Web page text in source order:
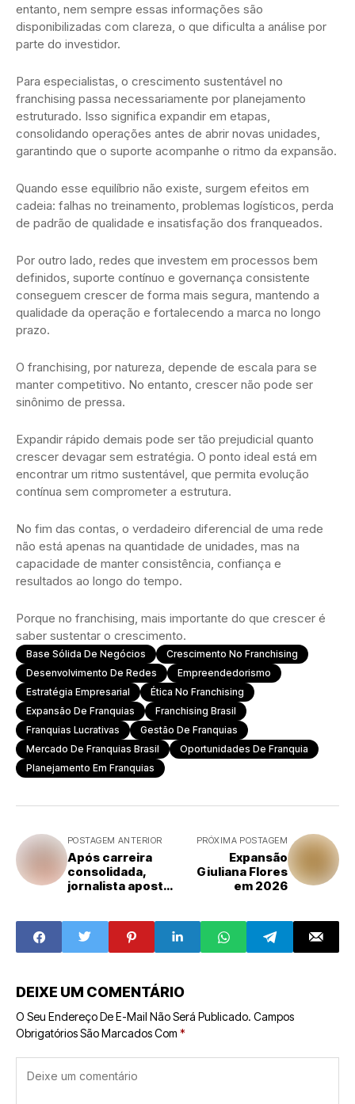
entanto, nem sempre essas informações são
disponibilizadas com clareza, o que dificulta a análise por
parte do investidor.
Para especialistas, o crescimento sustentável no
franchising passa necessariamente por planejamento
estruturado. Isso significa expandir em etapas,
consolidando operações antes de abrir novas unidades,
garantindo que o suporte acompanhe o ritmo da expansão.
Quando esse equilíbrio não existe, surgem efeitos em
cadeia: falhas no treinamento, problemas logísticos, perda
de padrão de qualidade e insatisfação dos franqueados.
Por outro lado, redes que investem em processos bem
definidos, suporte contínuo e governança consistente
conseguem crescer de forma mais segura, mantendo a
qualidade da operação e fortalecendo a marca no longo
prazo.
O franchising, por natureza, depende de escala para se
manter competitivo. No entanto, crescer não pode ser
sinônimo de pressa.
Expandir rápido demais pode ser tão prejudicial quanto
crescer devagar sem estratégia. O ponto ideal está em
encontrar um ritmo sustentável, que permita evolução
contínua sem comprometer a estrutura.
No fim das contas, o verdadeiro diferencial de uma rede
não está apenas na quantidade de unidades, mas na
capacidade de manter consistência, confiança e
resultados ao longo do tempo.
Porque no franchising, mais importante do que crescer é
saber sustentar o crescimento.
Base Sólida De Negócios
Crescimento No Franchising
Desenvolvimento De Redes
Empreendedorismo
Estratégia Empresarial
Ética No Franchising
Expansão De Franquias
Franchising Brasil
Franquias Lucrativas
Gestão De Franquias
Mercado De Franquias Brasil
Oportunidades De Franquia
Planejamento Em Franquias
POSTAGEM ANTERIOR
Após carreira
consolidada,
jornalista aposta
da Blow Escova
Inteligente em
Moema
PRÓXIMA POSTAGEM
Expansão
Giuliana Flores
em 2026
DEIXE UM COMENTÁRIO
O Seu Endereço De E-Mail Não Será Publicado. Campos
Obrigatórios São Marcados Com *